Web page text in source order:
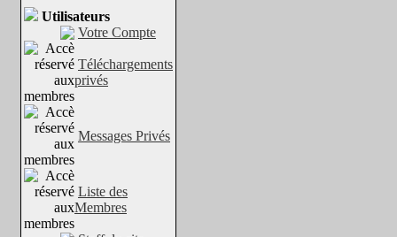
Utilisateurs
Votre Compte
Téléchargements
privés
Messages Privés
Liste des
Membres